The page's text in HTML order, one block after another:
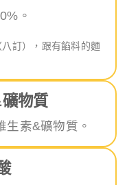
。
訂），跟有餡料的麵
物質
生素&礦物質。